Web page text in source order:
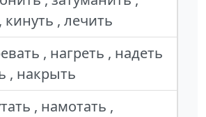
кинуть , лечить
, нагреть , надеть
, накрыть
, намотать ,